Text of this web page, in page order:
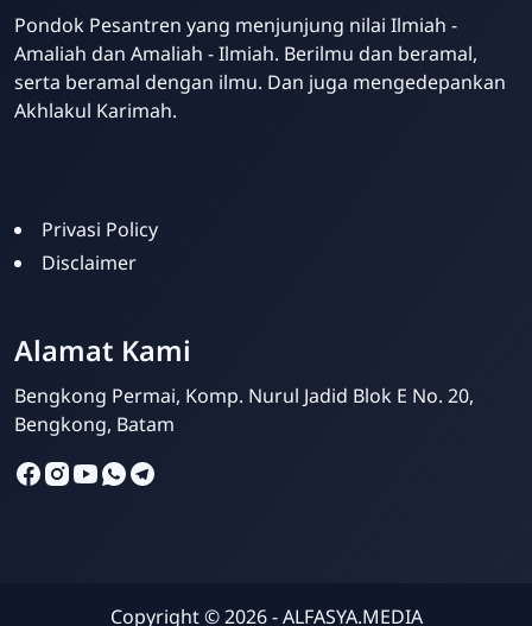
Pondok Pesantren yang menjunjung nilai Ilmiah -
Amaliah dan Amaliah - Ilmiah. Berilmu dan beramal,
serta beramal dengan ilmu. Dan juga mengedepankan
Akhlakul Karimah.
Privasi Policy
Disclaimer
Alamat Kami
Bengkong Permai, Komp. Nurul Jadid Blok E No. 20,
Bengkong, Batam
Copyright ©2026- ALFASYA.MEDIA